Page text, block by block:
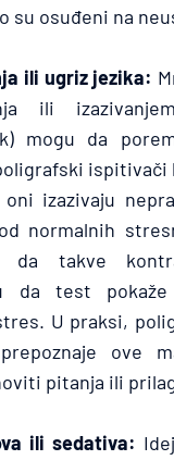
su osuđeni na
ili ugriz jezika:
ili
mogu da
ispitivači
izazivaju
normalnih
da takve
da test
U praksi,
ove
pitanja ili
ili sedativa: